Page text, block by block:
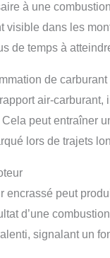
à une
visible dans les
de temps à
de carburant
air-carburant,
peut entraîner
lors de trajets
encrassé peut
d’une
signalant un